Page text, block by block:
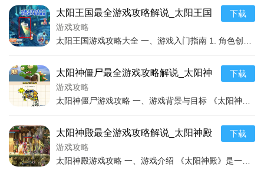
武职提升在"卧虎藏龙"中有着重要的作用。它不仅能提升角色
的基础属性，使角色赋有更强的战力，还可以让角色学习新的技
能、装备更好的武器和防具，以及参与更多的游戏内容。每个爱
的目标，享受更多的游戏乐趣。
太阳王国最全游戏攻略解说_太阳王国
最新游戏技巧通关
游戏攻略
下载
太阳神僵尸最全游戏攻略解说_太阳神
僵尸最新游戏技巧通关
游戏攻略
下载
太阳神殿最全游戏攻略解说_太阳神殿
最新游戏技巧通关
游戏攻略
下载